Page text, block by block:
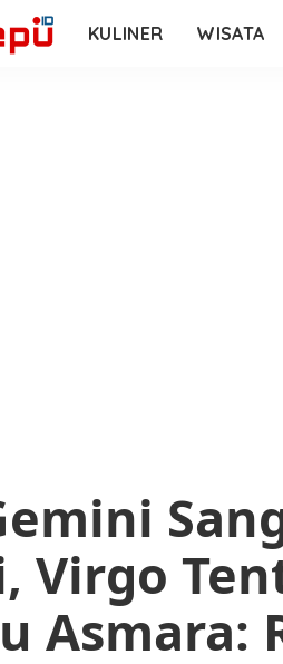
KULINER WISATA
Virgo
Asmara: